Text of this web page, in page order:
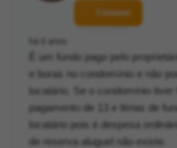
Contatar
há 6 anos
É um fundo pago pelo
e boras no condomínio e não
locatário. Se o condomínio
pagamento de 13 e férias de
locatário pois é despesa
de reserva aluguel não existe.